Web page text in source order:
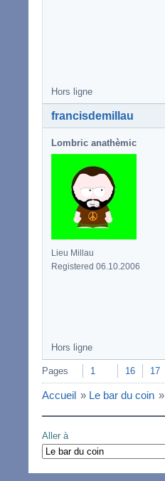
Hors ligne
francisdemillau
Lombric anathèmic
Lieu Millau
Registered 06.10.2006
Hors ligne
Pages 1 16 17
Accueil » Le bar du coin »
Aller à